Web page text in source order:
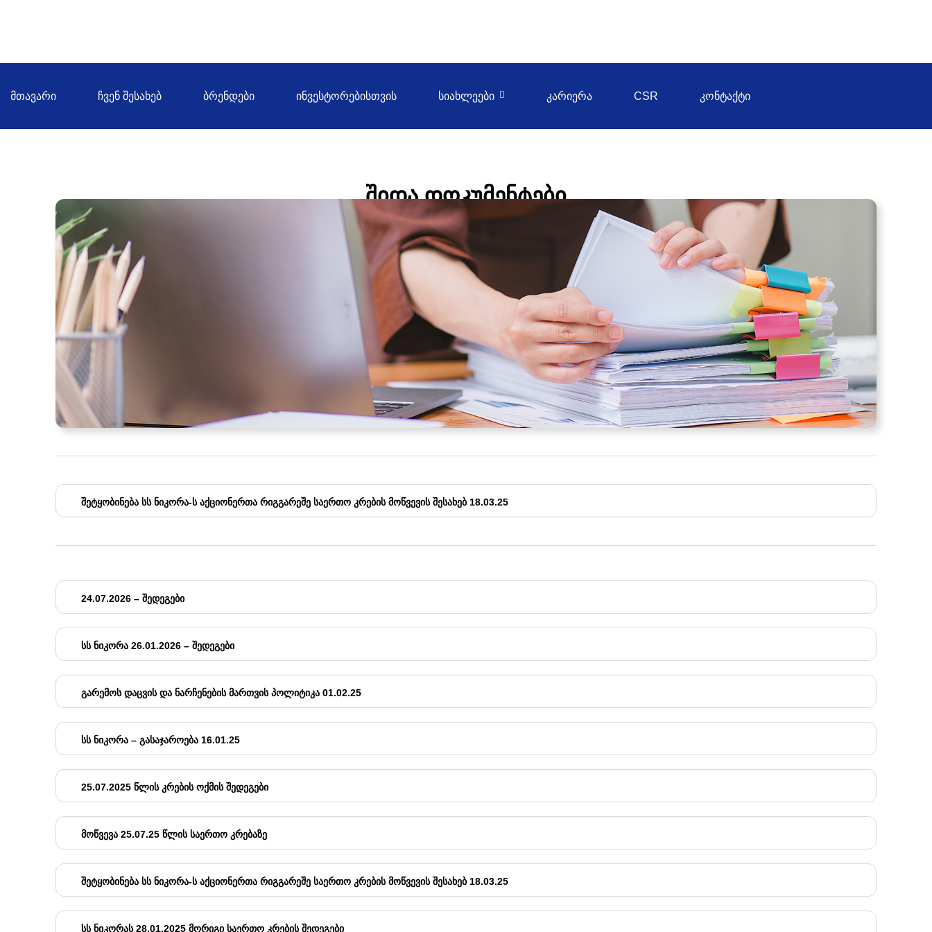
ᲛᲗᲐᲕᲐᲠᲘ ᲩᲕᲔᲜ ᲨᲔᲡᲐᲮᲔᲑ ᲑᲠᲔᲜᲓᲔᲑᲘ ᲘᲜᲕᲔᲡᲢᲝᲠᲔᲑᲘᲡᲗᲕᲘᲡ ᲡᲘᲐᲮᲚᲔᲔᲑᲘ ᲙᲐᲠᲘᲔᲠᲐ CSR ᲙᲝᲜᲢᲐᲥᲢᲘ
ᲨᲘᲓᲐ ᲓᲝᲙᲣᲛᲔᲜᲢᲔᲑᲘ
ᲨᲔᲢᲧᲝᲑᲘᲜᲔᲑᲐ ᲡᲡ ᲜᲘᲙᲝᲠᲐ-Ს ᲐᲥᲪᲘᲝᲜᲔᲠᲗᲐ ᲠᲘᲒᲒᲐᲠᲔᲨᲔ ᲡᲐᲔᲠᲗᲝ ᲙᲠᲔᲑᲘᲡ ᲛᲝᲬᲕᲔᲕᲘᲡ ᲨᲔᲡᲐᲮᲔᲑ 18.03.25
24.07.2026 – ᲨᲔᲓᲔᲒᲔᲑᲘ
ᲡᲡ ᲜᲘᲙᲝᲠᲐ 26.01.2026 – ᲨᲔᲓᲔᲒᲔᲑᲘ
ᲒᲐᲠᲔᲛᲝᲡ ᲓᲐᲪᲕᲘᲡ ᲓᲐ ᲜᲐᲠᲩᲔᲜᲔᲑᲘᲡ ᲛᲐᲠᲗᲕᲘᲡ ᲞᲝᲚᲘᲢᲘᲙᲐ 01.02.25
ᲡᲡ ᲜᲘᲙᲝᲠᲐ – ᲒᲐᲡᲐᲯᲐᲠᲝᲔᲑᲐ 16.01.25
25.07.2025 ᲬᲚᲘᲡ ᲙᲠᲔᲑᲘᲡ ᲝᲥᲛᲘᲡ ᲨᲔᲓᲔᲒᲔᲑᲘ
ᲛᲝᲬᲕᲔᲕᲐ 25.07.25 ᲬᲚᲘᲡ ᲡᲐᲔᲠᲗᲝ ᲙᲠᲔᲑᲐᲖᲔ
ᲨᲔᲢᲧᲝᲑᲘᲜᲔᲑᲐ ᲡᲡ ᲜᲘᲙᲝᲠᲐ-Ს ᲐᲥᲪᲘᲝᲜᲔᲠᲗᲐ ᲠᲘᲒᲒᲐᲠᲔᲨᲔ ᲡᲐᲔᲠᲗᲝ ᲙᲠᲔᲑᲘᲡ ᲛᲝᲬᲕᲔᲕᲘᲡ ᲨᲔᲡᲐᲮᲔᲑ 18.03.25
ᲡᲡ ᲜᲘᲙᲝᲠᲐᲡ 28.01.2025 ᲛᲝᲠᲘᲒᲘ ᲡᲐᲔᲠᲗᲝ ᲙᲠᲔᲑᲘᲡ ᲨᲔᲓᲔᲒᲔᲑᲘ